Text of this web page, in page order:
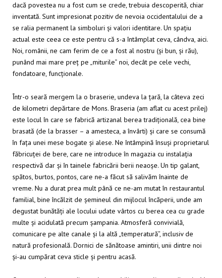
dacă povestea nu a fost cum se crede, trebuia descoperită, chiar
inventată. Sunt impresionat pozitiv de nevoia occidentalului de a
se ralia permanent la simboluri și valori identitare. Un spațiu
actual este ceea ce este pentru că s-a întâmplat ceva, cândva, aici.
Noi, românii, ne cam ferim de ce a fost al nostru (și bun, și rău),
punând mai mare preț pe „miturile” noi, decât pe cele vechi,
fondatoare, funcționale.
Într-o seară mergem la o braserie, undeva la țară, la câteva zeci
de kilometri depărtare de Mons. Braseria (am aflat cu acest prilej)
este locul în care se fabrică artizanal berea tradițională, cea bine
brasată (de la brasser – a amesteca, a învârti) și care se consumă
în fața unei mese bogate și alese. Ne întâmpină însuși proprietarul
făbricuței de bere, care ne introduce în magazia cu instalația
respectivă dar și în tainele fabricării berii neaoșe. Un tip galant,
spătos, burtos, pontos, care ne-a făcut să salivăm înainte de
vreme. Nu a durat prea mult până ce ne-am mutat în restaurantul
familial, bine încălzit de șemineul din mijlocul încăperii, unde am
degustat bunătăți ale locului udate vârtos cu berea cea cu grade
multe și acidulată precum șampania. Atmosferă convivială,
comunicare pe alte canale și la altă „temperatură”, inclusiv de
natură profesională. Dornici de sănătoase amintiri, unii dintre noi
și-au cumpărat ceva sticle și pentru acasă.